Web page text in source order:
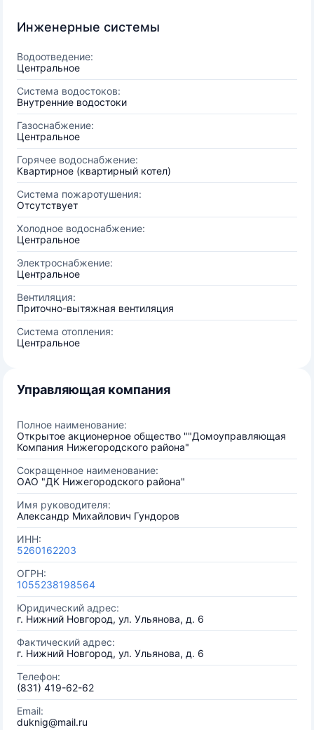
Инженерные системы
Водоотведение:
Центральное
Система водостоков:
Внутренние водостоки
Газоснабжение:
Центральное
Горячее водоснабжение:
Квартирное (квартирный котел)
Система пожаротушения:
Отсутствует
Холодное водоснабжение:
Центральное
Электроснабжение:
Центральное
Вентиляция:
Приточно-вытяжная вентиляция
Система отопления:
Центральное
Управляющая компания
Полное наименование:
Открытое акционерное общество ""Домоуправляющая
Компания Нижегородского района"
Сокращенное наименование:
ОАО "ДК Нижегородского района"
Имя руководителя:
Александр Михайлович Гундоров
ИНН:
5260162203
ОГРН:
1055238198564
Юридический адрес:
г. Нижний Новгород, ул. Ульянова, д. 6
Фактический адрес:
г. Нижний Новгород, ул. Ульянова, д. 6
Телефон:
(831) 419-62-62
Email:
duknig@mail.ru